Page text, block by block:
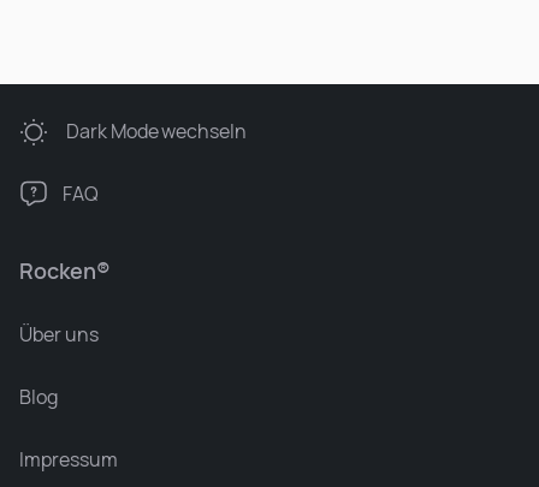
Rocken®
Über uns
Blog
Impressum
Dark Modewechseln
FAQ